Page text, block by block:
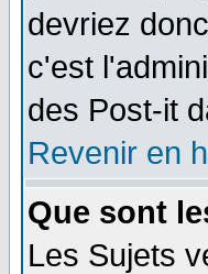
devriez
c'est
des Post-it
Revenir en
Que sont
Les Sujets